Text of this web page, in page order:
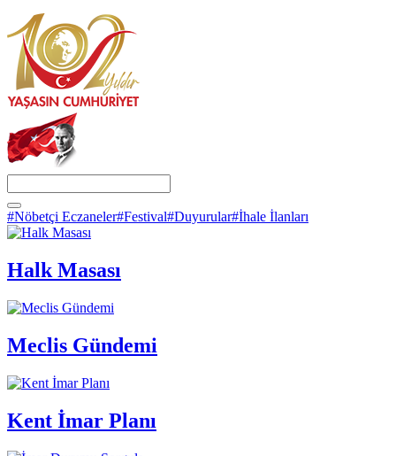
#Nöbetçi Eczaneler#Festival#Duyurular#İhale İlanları
Halk Masası
Meclis Gündemi
Kent İmar Planı